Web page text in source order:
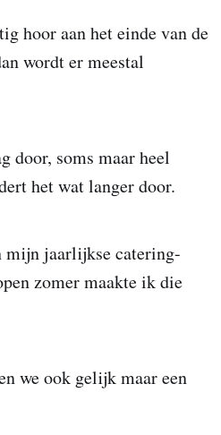
hoor aan het einde van de
wordt er meestal
door, soms maar heel
het wat langer door.
mijn jaarlijkse catering-
zomer maakte ik die
we ook gelijk maar een